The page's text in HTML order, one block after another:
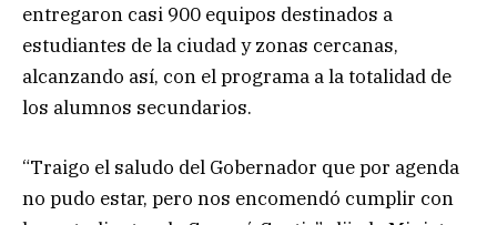
entregaron casi 900 equipos destinados a
estudiantes de la ciudad y zonas cercanas,
alcanzando así, con el programa a la totalidad de
los alumnos secundarios.
“Traigo el saludo del Gobernador que por agenda
no pudo estar, pero nos encomendó cumplir con